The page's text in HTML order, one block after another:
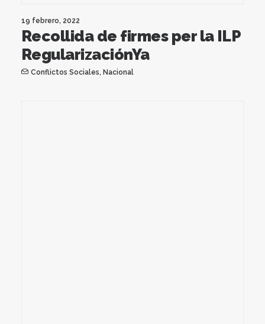
19 febrero, 2022
Recollida de firmes per la ILP
RegularizaciónYa
Conflictos Sociales, Nacional